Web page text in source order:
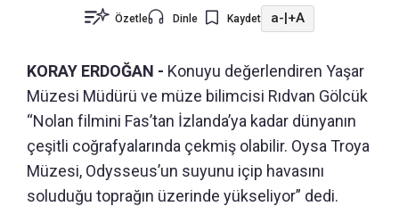
Özetle Dinle Kaydet a-|+A
KORAY ERDOĞAN - Konuyu değerlendiren Yaşar
Müzesi Müdürü ve müze bilimcisi Rıdvan Gölcük
“Nolan filmini Fas’tan İzlanda’ya kadar dünyanın
çeşitli coğrafyalarında çekmiş olabilir. Oysa Troya
Müzesi, Odysseus’un suyunu içip havasını
soluduğu toprağın üzerinde yükseliyor” dedi.